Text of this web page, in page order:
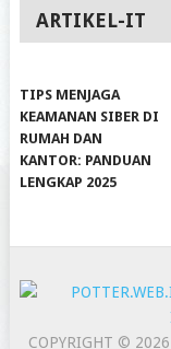
ARTIKEL-IT
TIPS MENJAGA
KEAMANAN SIBER DI
RUMAH DAN
KANTOR: PANDUAN
LENGKAP 2025
COPYRIGHT © 2026